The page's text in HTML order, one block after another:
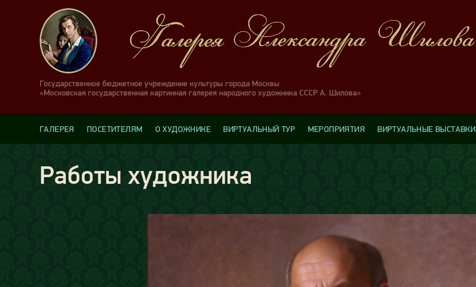
Государственное бюджетное учреждение культуры города Москвы
«Московская государственная картинная галерея народного художника СССР А. Шилова»
ГАЛЕРЕЯ ПОСЕТИТЕЛЯМ О ХУДОЖНИКЕ ВИРТУАЛЬНЫЙ ТУР МЕРОПРИЯТИЯ ВИРТУАЛЬНЫЕ ВЫСТАВКИ
Работы художника